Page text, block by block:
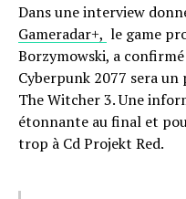
Dans une interview
Gameradar+, le game
Borzymowski, a
Cyberpunk 2077 sera
The Witcher 3. Une
étonnante au final et
trop à Cd Projekt Red.